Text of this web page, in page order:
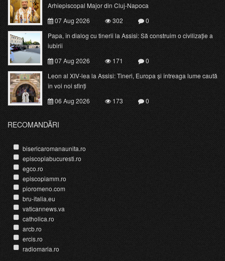
Arhiepiscopal Major din Cluj-Napoca
07 Aug 2026
302
0
Papa, în dialog cu tinerii la Assisi: Să construim o civilizație a
iubirii
07 Aug 2026
171
0
Leon al XIV-lea la Assisi: Tineri, Europa și întreaga lume caută
în voi noi sfinți
06 Aug 2026
173 0
RECOMANDĂRI
bisericaromanaunita.ro
episcopiabucuresti.ro
egco.ro
episcopiamm.ro
pioromeno.com
bru-italia.eu
vaticannews.va
catholica.ro
arcb.ro
ercis.ro
radiomaria.ro